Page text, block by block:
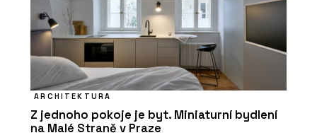
ARCHITEKTURA
Z jednoho pokoje je byt. Miniaturní bydlení
na Malé Straně v Praze